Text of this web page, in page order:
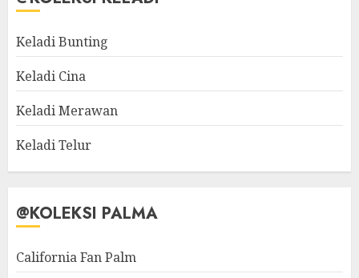
Keladi Bunting
Keladi Cina
Keladi Merawan
Keladi Telur
@KOLEKSI PALMA
California Fan Palm